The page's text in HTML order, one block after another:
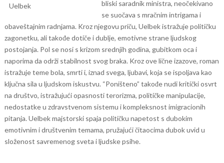
bliski saradnik ministra, neočekivano
se suočava s mračnim intrigama i
obaveštajnim radnjama. Kroz njegovu priču, Uelbek istražuje političku
zagonetku, ali takođe dotiče i dublje, emotivne strane ljudskog
postojanja. Pol se nosi s krizom srednjih godina, gubitkom oca i
naporima da održi stabilnost svog braka. Kroz ove lične izazove, roman
istražuje teme bola, smrti i, iznad svega, ljubavi, koja se ispoljava kao
ključna sila u ljudskom iskustvu. “Poništeno” takođe nudi kritički osvrt
na društvo, istražujući opasnosti terorizma, političke manipulacije,
nedostatke u zdravstvenom sistemu i kompleksnost imigracionih
pitanja. Uelbek majstorski spaja političku napetost s dubokim
emotivnim i društvenim temama, pružajući čitaocima dubok uvid u
složenost savremenog sveta i ljudske psihe.